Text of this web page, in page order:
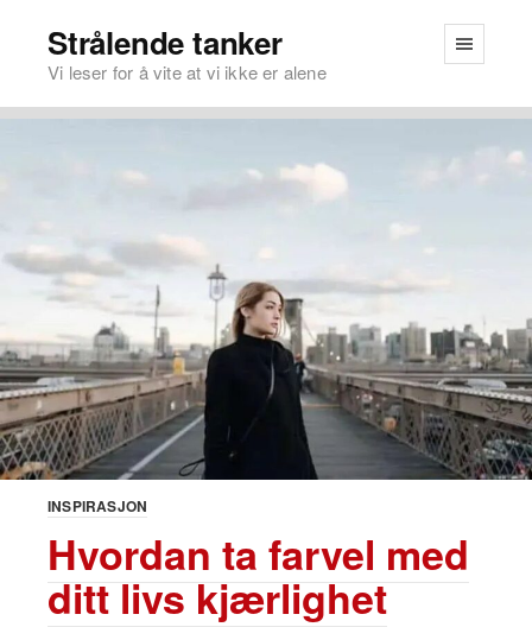
Strålende tanker
Vi leser for å vite at vi ikke er alene
INSPIRASJON
Hvordan ta farvel med
ditt livs kjærlighet